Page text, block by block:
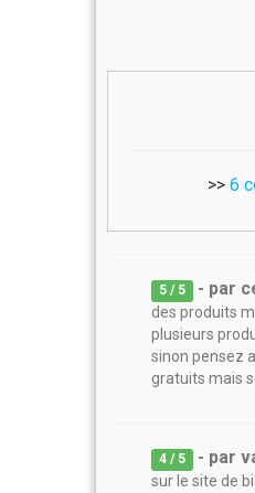
>> 6
5 / 5 - par
des produits
plusieurs
sinon pensez
gratuits mais
4 / 5 - par
sur le site de